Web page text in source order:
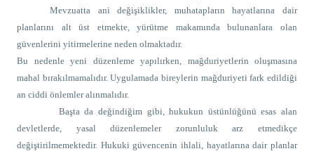
Mevzuatta ani değişiklikler, muhatapların hayatlarına dair
planlarını alt üst etmekte, yürütme makamında bulunanlara olan
güvenlerini yitirmelerine neden olmaktadır.
Bu nedenle yeni düzenleme yapılırken, mağduriyetlerin oluşmasına
mahal bırakılmamalıdır. Uygulamada bireylerin mağduriyeti fark edildiği
an ciddi önlemler alınmalıdır.
Başta da değindiğim gibi, hukukun üstünlüğünü esas alan
devletlerde, yasal düzenlemeler zorunluluk arz etmedikçe
değiştirilmemektedir. Hukuki güvencenin ihlali, hayatlarına dair planlar